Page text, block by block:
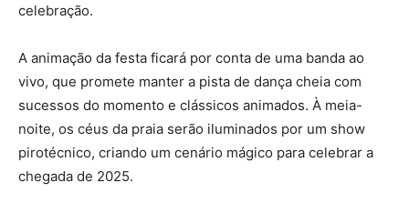
celebração.
A animação da festa ficará por conta de uma banda ao
vivo, que promete manter a pista de dança cheia com
sucessos do momento e clássicos animados. À meia-
noite, os céus da praia serão iluminados por um show
pirotécnico, criando um cenário mágico para celebrar a
chegada de 2025.